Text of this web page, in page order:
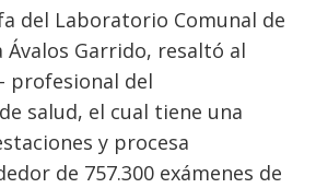
del Laboratorio Comunal de
Ávalos Garrido, resaltó al
profesional del
salud, el cual tiene una
y procesa
de 757.300 exámenes de